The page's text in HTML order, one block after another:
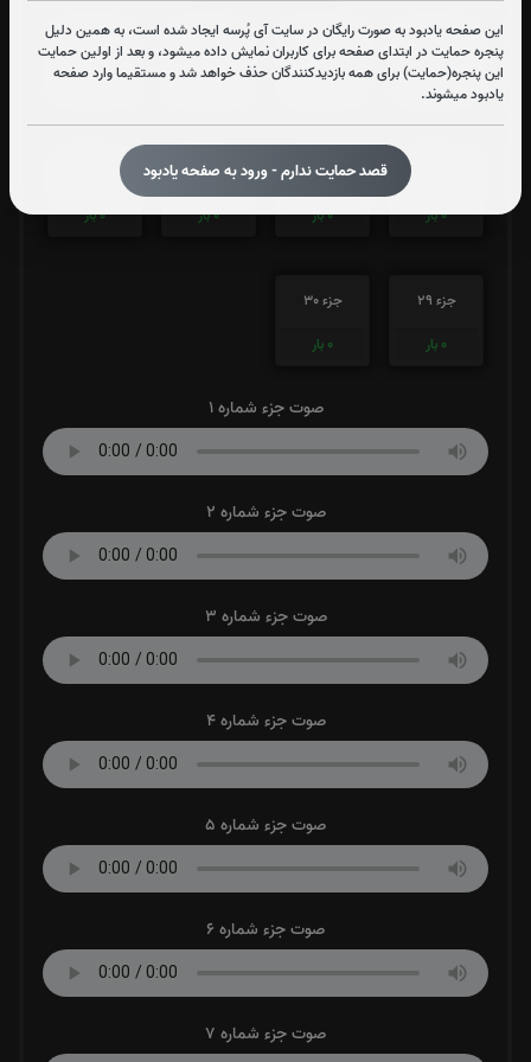
این صفحه یادبود به صورت رایگان در سایت آی پُرسه ایجاد شده است، به همین دلیل
پنجره حمایت در ابتدای صفحه برای کاربران نمایش داده میشود، و بعد از اولین حمایت
این پنجره(حمایت) برای همه بازدیدکنندگان حذف خواهد شد و مستقیما وارد صفحه
یادبود میشوند.
قصد حمایت ندارم - ورود به صفحه یادبود
جزء 21
0 بار
جزء 22
بار
جزء 23
جزء 24
0
0بار
جزء 26
0بار
جزء 27
0بار
0بار
جزء 29
0 بار
جزء 30
0 بار
صوت جزء شماره 1
صوت جزء شماره 2
صوت جزء شماره 3
صوت جزء شماره 4
صوت جزء شماره 5
صوت جزء شماره 6
صوت جزء شماره 7